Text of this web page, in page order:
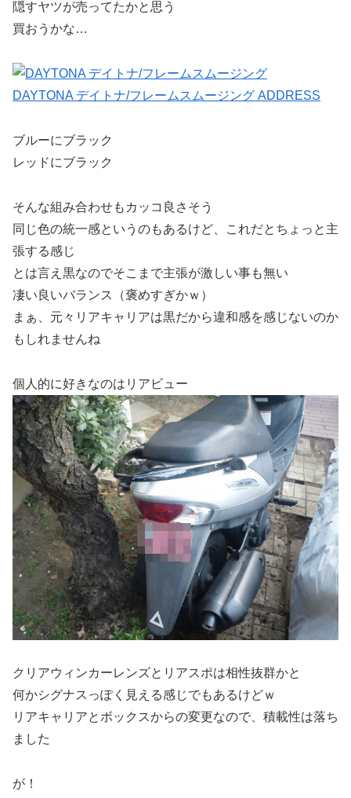
隠すヤツが売ってたかと思う
買おうかな…
DAYTONA デイトナ/フレームスムージング ADDRESS
ブルーにブラック
レッドにブラック
そんな組み合わせもカッコ良さそう
同じ色の統一感というのもあるけど、これだとちょっと主
張する感じ
とは言え黒なのでそこまで主張が激しい事も無い
凄い良いバランス（褒めすぎかｗ）
まぁ、元々リアキャリアは黒だから違和感を感じないのか
もしれませんね
個人的に好きなのはリアビュー
クリアウィンカーレンズとリアスポは相性抜群かと
何かシグナスっぽく見える感じでもあるけどｗ
リアキャリアとボックスからの変更なので、積載性は落ち
ました
が！